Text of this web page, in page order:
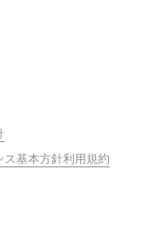
ス基本方針利用規約